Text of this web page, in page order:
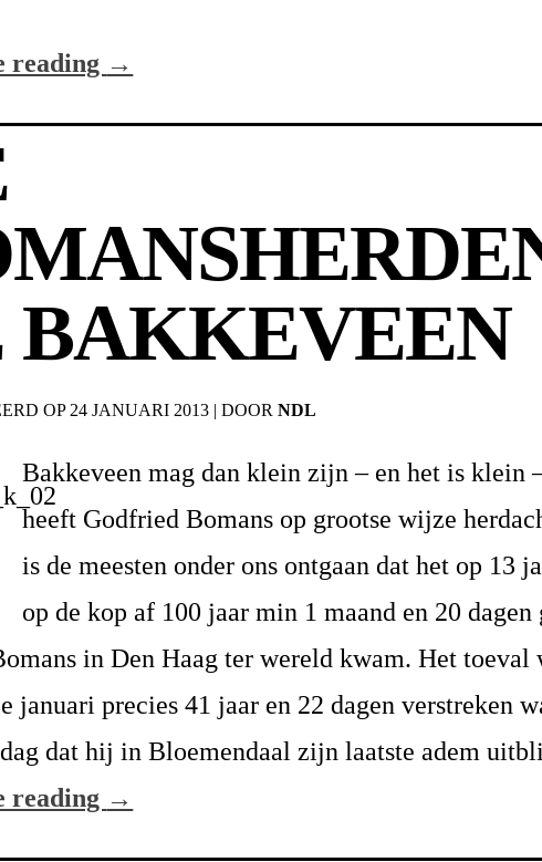
reading →
BAKKEVEEN
OP 24 JANUARI 2013 |DOOR NDL
Bakkeveen mag dan klein zijn – en het is klein
heeft Godfried Bomans op grootse wijze
is de meesten onder ons ontgaan dat het op 13
op de kop af 100 jaar min 1 maand en 20 dagen
in Den Haag ter wereld kwam. Het toeval
januari precies 41 jaar en 22 dagen verstreken
dat hij in Bloemendaal zijn laatste adem
reading →